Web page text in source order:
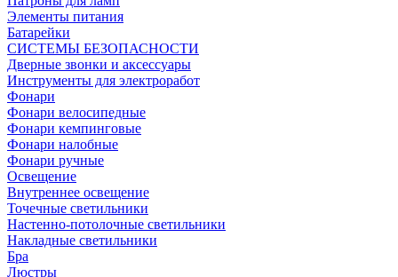
Элементы питания
Батарейки
СИСТЕМЫ БЕЗОПАСНОСТИ
Дверные звонки и аксессуары
Инструменты для электроработ
Фонари
Фонари велосипедные
Фонари кемпинговые
Фонари налобные
Фонари ручные
Освещение
Внутреннее освещение
Точечные светильники
Настенно-потолочные светильники
Накладные светильники
Бра
Люстры